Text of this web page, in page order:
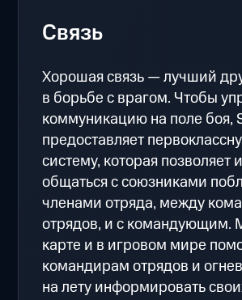
Связь
Хорошая связь — лучший
в борьбе с врагом. Чтобы
коммуникацию на поле боя,
предоставляет
систему, которая позволяет
общаться с союзниками
членами отряда, между
отрядов, и с командующим.
карте и в игровом мире
командирам отрядов и
на лету информировать